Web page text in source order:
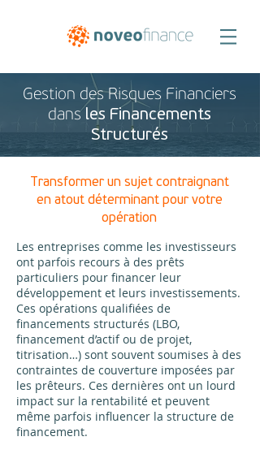
Gestion des Risques Financiers
dans les Financements
Structurés
Transformer un sujet contraignant
en atout déterminant pour votre
opération
Les entreprises comme les investisseurs
ont parfois recours à des prêts
particuliers pour financer leur
développement et leurs investissements.
Ces opérations qualifiées de
financements structurés (LBO,
financement d’actif ou de projet,
titrisation…) sont souvent soumises à des
contraintes de couverture imposées par
les prêteurs. Ces dernières ont un lourd
impact sur la rentabilité et peuvent
même parfois influencer la structure de
financement.